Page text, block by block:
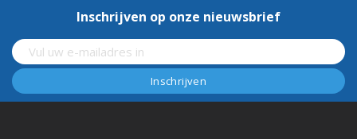
Inschrijven op onze nieuwsbrief